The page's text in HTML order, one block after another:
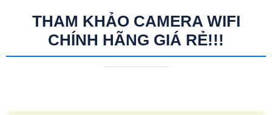
THAM KHẢO CAMERA WIFI
CHÍNH HÃNG GIÁ RẺ!!!